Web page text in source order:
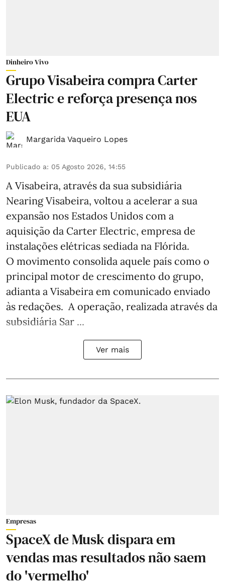
Dinheiro Vivo
Grupo Visabeira compra Carter
Electric e reforça presença nos
EUA
Margarida Vaqueiro Lopes
Publicado a: 05 Agosto 2026, 14:55
A Visabeira, através da sua subsidiária
Nearing Visabeira, voltou a acelerar a sua
expansão nos Estados Unidos com a
aquisição da Carter Electric, empresa de
instalações elétricas sediada na Flórida.
O movimento consolida aquele país como o
principal motor de crescimento do grupo,
adianta a Visabeira em comunicado enviado
às redações. A operação, realizada através da
subsidiária Sar ...
Ver mais
Empresas
SpaceX de Musk dispara em
vendas mas resultados não saem
do 'vermelho'